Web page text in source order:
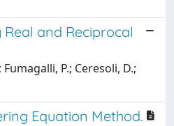
and Reciprocal
P.; Ceresoli, D.;
Equation Method.